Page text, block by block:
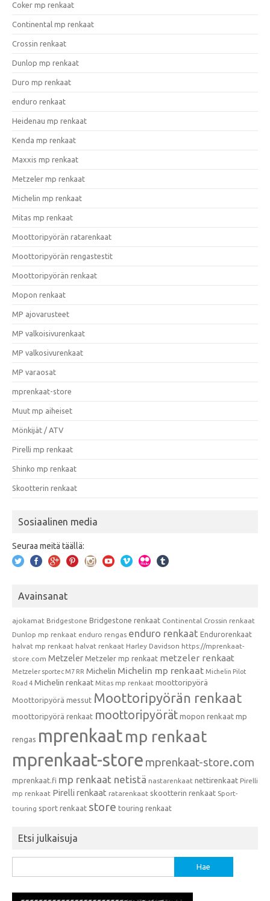
Coker mp renkaat
Continental mp renkaat
Crossin renkaat
Dunlop mp renkaat
Duro mp renkaat
enduro renkaat
Heidenau mp renkaat
Kenda mp renkaat
Maxxis mp renkaat
Metzeler mp renkaat
Michelin mp renkaat
Mitas mp renkaat
Moottoripyörän ratarenkaat
Moottoripyörän rengastestit
Moottoripyörän renkaat
Mopon renkaat
MP ajovarusteet
MP valkoisivurenkaat
MP valkosivurenkaat
MP varaosat
mprenkaat-store
Muut mp aiheiset
Mönkijät / ATV
Pirelli mp renkaat
Shinko mp renkaat
Skootterin renkaat
Sosiaalinen media
Seuraa meitä täällä:
Avainsanat
ajokamat Bridgestone Bridgestone renkaat Continental Crossin renkaat
Dunlop mp renkaat enduro rengas enduro renkaat Endurorenkaat
halvat mp renkaat halvat renkaat Harley Davidson https://mprenkaat-
store.com Metzeler Metzeler mp renkaat metzeler renkaat
Metzeler sportec M7 RR Michelin Michelin mp renkaat Michelin Pilot
Road 4 Michelin renkaat Mitas mp renkaat moottoripyörä
Moottoripyörä messut Moottoripyörän renkaat
moottoripyörä renkaat moottoripyörät mopon renkaat mp
rengas mprenkaat mp renkaat
mprenkaat-store mprenkaat-store.com
mprenkaat.fi mp renkaat netistä nastarenkaat nettirenkaat Pirelli
mp renkaat Pirelli renkaat ratarenkaat skootterin renkaat Sport-
touring sport renkaat store touring renkaat
Etsi julkaisuja